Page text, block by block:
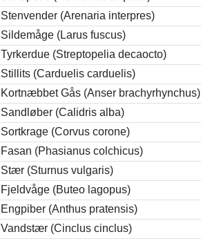
Stenvender (Arenaria interpres)
Sildemåge (Larus fuscus)
Tyrkerdue (Streptopelia decaocto)
Stillits (Carduelis carduelis)
Kortnæbbet Gås (Anser brachyrhynchus)
Sandløber (Calidris alba)
Sortkrage (Corvus corone)
Fasan (Phasianus colchicus)
Stær (Sturnus vulgaris)
Fjeldvåge (Buteo lagopus)
Engpiber (Anthus pratensis)
Vandstær (Cinclus cinclus)